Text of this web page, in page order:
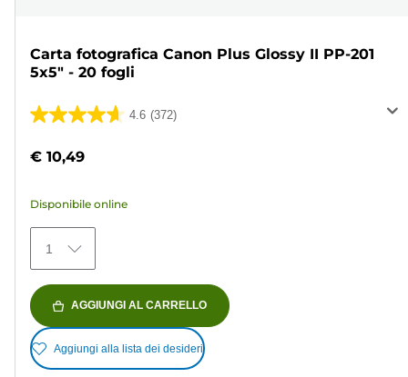
Carta fotografica Canon Plus Glossy II PP-201
5x5" - 20 fogli
4.6 (372)
4.6
5
372
recensioni
€ 10,49
Disponibile online
1
AGGIUNGI AL CARRELLO
Aggiungi alla lista dei desideri